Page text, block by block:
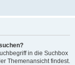
in die Suchbox
Themenansicht findest.